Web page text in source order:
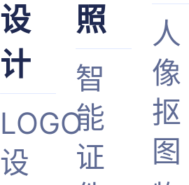
设
计
LOGO
设
照
智
能
证
人
像
抠
图